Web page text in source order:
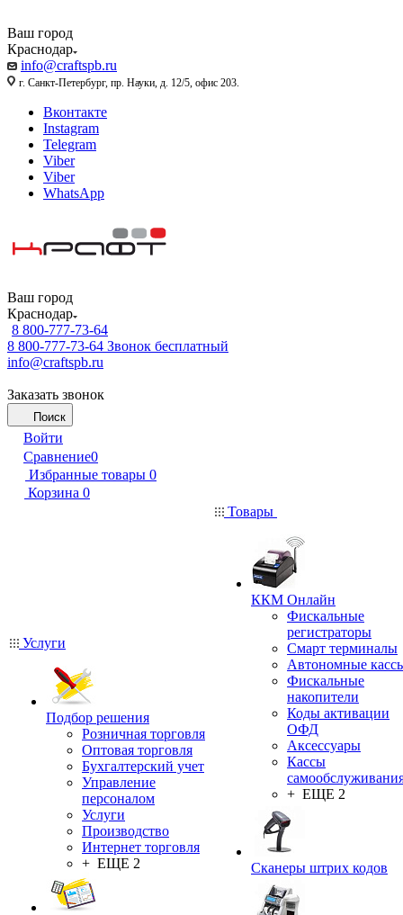
Ваш город
Краснодар
info@craftspb.ru
г. Санкт-Петербург, пр. Науки, д. 12/5, офис 203.
Вконтакте
Instagram
Telegram
Viber
Viber
WhatsApp
Ваш город
Краснодар
8 800-777-73-64
8 800-777-73-64 Звонок бесплатный
info@craftspb.ru
Заказать звонок
Поиск
Войти
Сравнение0
Избранные товары 0
Корзина 0
Услуги
Подбор решения
Розничная торговля
Оптовая торговля
Бухгалтерский учет
Управление
персоналом
Услуги
Производство
Интернет торговля
+ ЕЩЕ 2
Товары
ККМ Онлайн
Фискальные
регистраторы
Смарт терминалы
Автономные
Фискальные
накопители
Коды активации
ОФД
Аксессуары
Кассы
+ ЕЩЕ 2
Сканеры штрих кодов